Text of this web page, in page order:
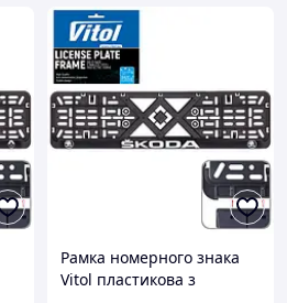
Рамка номерного знака
Vitol пластикова з